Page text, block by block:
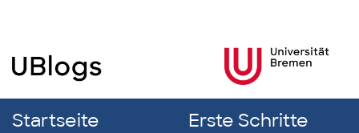
Startseite Erste Schritte